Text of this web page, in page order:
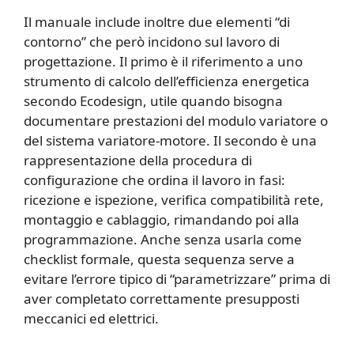
Il manuale include inoltre due elementi “di
contorno” che però incidono sul lavoro di
progettazione. Il primo è il riferimento a uno
strumento di calcolo dell’efficienza energetica
secondo Ecodesign, utile quando bisogna
documentare prestazioni del modulo variatore o
del sistema variatore-motore. Il secondo è una
rappresentazione della procedura di
configurazione che ordina il lavoro in fasi:
ricezione e ispezione, verifica compatibilità rete,
montaggio e cablaggio, rimandando poi alla
programmazione. Anche senza usarla come
checklist formale, questa sequenza serve a
evitare l’errore tipico di “parametrizzare” prima di
aver completato correttamente presupposti
meccanici ed elettrici.